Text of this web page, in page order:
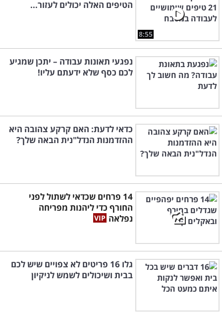
8:55
הטיפים האלה יכולים לעזור...
נפגעי תאונות עבודה – יתכן שמגיע
לכם כסף שלא ידעתם עליו!
כדאי לדעת: האם קרקע צהובה היא
ההזדמנות הנדל"נית הבאה שלך?
14 פרחים שכדאי לשתול לפני
החורף כדי ליהנות מפריחה
נפלאה
גלו 16 פריטים לא צפויים שיש לכם
בבית ושיכולים לשמש לניקיון